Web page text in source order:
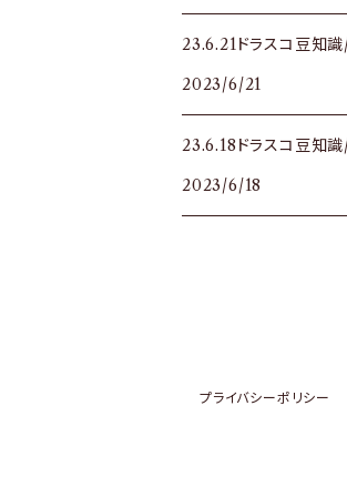
23.6.21ドラスコ豆知
2023/6/21
23.6.18ドラスコ豆知識
2023/6/18
プライバシーポリシー